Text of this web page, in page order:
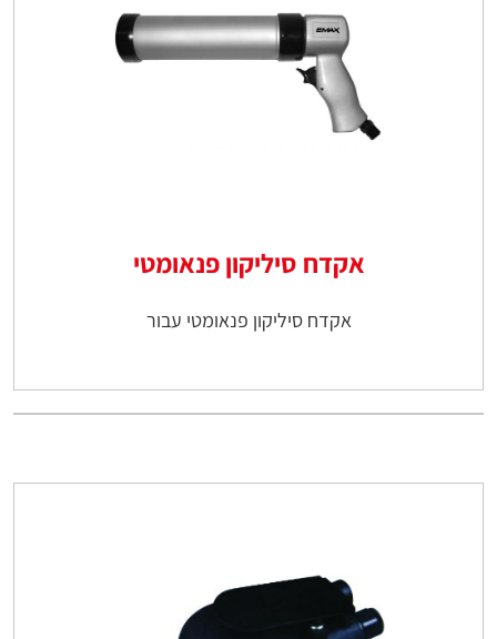
אקדח סיליקון פנאומטי
אקדח סיליקון פנאומטי עבור